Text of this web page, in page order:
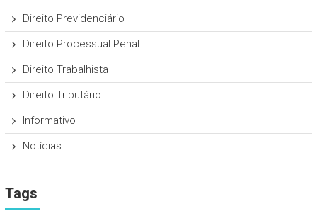
Direito Previdenciário
Direito Processual Penal
Direito Trabalhista
Direito Tributário
Informativo
Notícias
Tags